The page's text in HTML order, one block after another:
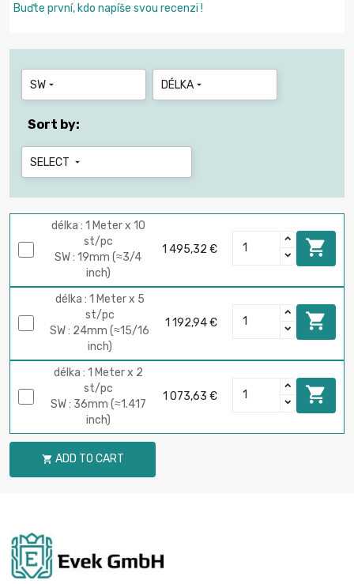
Buďte první, kdo napíše svou recenzi !
SW  DÉLKA 
Sort by:
SELECT 
délka : 1 Meter x 10
st/pc
SW : 19mm (≈3/4
inch)
1 495,32 € 
délka : 1 Meter x 5
st/pc
SW : 24mm (≈15/16
inch)
1 192,94 € 
délka : 1 Meter x 2
st/pc
SW : 36mm (≈1.417
inch)
1 073,63 € 
 ADD TO CART